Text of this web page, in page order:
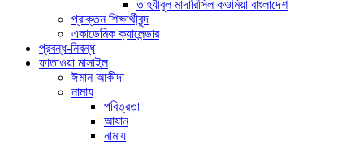
তাহযীবুল মাদারিসিল কওমিয়া বাংলাদেশ
প্রাক্তন শিক্ষার্থীবৃন্দ
একাডেমিক ক্যালেন্ডার
প্রবন্ধ-নিবন্ধ
ফাতাওয়া মাসাইল
ঈমান আকীদা
নামায
পবিত্রতা
আযান
নামায